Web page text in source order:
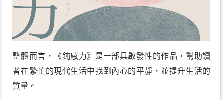
整體而言，《鈍感力》是一部具啟發性的作品，幫助讀
者在繁忙的現代生活中找到內心的平靜，並提升生活的
質量。